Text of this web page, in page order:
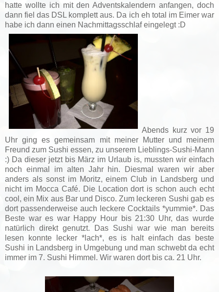
hatte wollte ich mit den Adventskalendern anfangen, doch
dann fiel das DSL komplett aus. Da ich eh total im Eimer war
habe ich dann einen Nachmittagsschlaf eingelegt :D
Abends kurz vor 19
Uhr ging es gemeinsam mit meiner Mutter und meinem
Freund zum Sushi essen, zu unserem Lieblings-Sushi-Mann
:) Da dieser jetzt bis März im Urlaub is, mussten wir einfach
noch einmal im alten Jahr hin. Diesmal waren wir aber
anders als sonst im Moritz, einem Club in Landsberg und
nicht im Mocca Café. Die Location dort is schon auch echt
cool, ein Mix aus Bar und Disco. Zum leckeren Sushi gab es
dort passenderweise auch leckere Cocktails *yummie*. Das
Beste war es war Happy Hour bis 21:30 Uhr, das wurde
natürlich direkt genutzt. Das Sushi war wie man bereits
lesen konnte lecker *lach*, es is halt einfach das beste
Sushi in Landsberg in Umgebung und man schwebt da echt
immer im 7. Sushi Himmel. Wir waren dort bis ca. 21 Uhr.